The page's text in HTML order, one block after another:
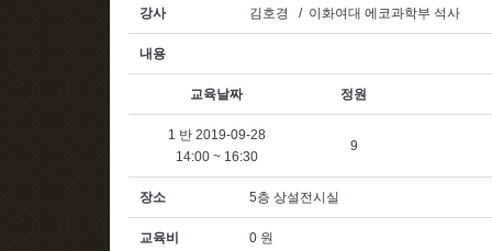
강사 김호경 / 이화여대 에코과학부 석사
내용
교육날짜 정원
1 반 2019-09-28
14:00 ~ 16:30
9
장소 5층 상설전시실
교육비 0 원